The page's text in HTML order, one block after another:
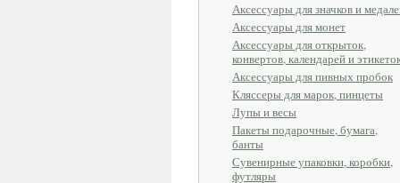
Аксессуары для значков и
Аксессуары для монет
Аксессуары для открыток,
конвертов, календарей и
Аксессуары для пивных пробок
Кляссеры для марок, пинцеты
Лупы и весы
Пакеты подарочные, бумага,
банты
Сувенирные упаковки, коробки,
футляры